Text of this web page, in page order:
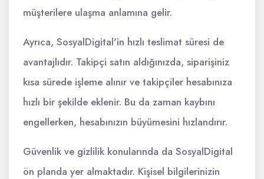
müşterilere ulaşma anlamına gelir.
Ayrıca, SosyalDigital'in hızlı teslimat süresi de
avantajlıdır. Takipçi satın aldığınızda, siparişiniz
kısa sürede işleme alınır ve takipçiler hesabınıza
hızlı bir şekilde eklenir. Bu da zaman kaybını
engellerken, hesabınızın büyümesini hızlandırır.
Güvenlik ve gizlilik konularında da SosyalDigital
ön planda yer almaktadır. Kişisel bilgilerinizin